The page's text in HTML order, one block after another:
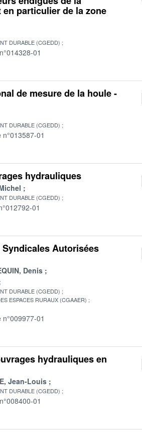
particulier de la zone
DURABLE (CGEDD)
01
de mesure de la houle -
DURABLE (CGEDD)
n°013587-01
hydrauliques
DURABLE (CGEDD)
01
Autorisées
Denis
DURABLE (CGEDD)
ESPACES RURAUX (CGAAER)
n°009977-01
hydrauliques en
Jean-Louis
DURABLE (CGEDD)
01